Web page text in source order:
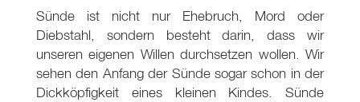
Sünde ist nicht nur Ehebruch, Mord oder
Diebstahl, sondern besteht darin, dass wir
unseren eigenen Willen durchsetzen wollen. Wir
sehen den Anfang der Sünde sogar schon in der
Dickköpfigkeit eines kleinen Kindes. Sünde